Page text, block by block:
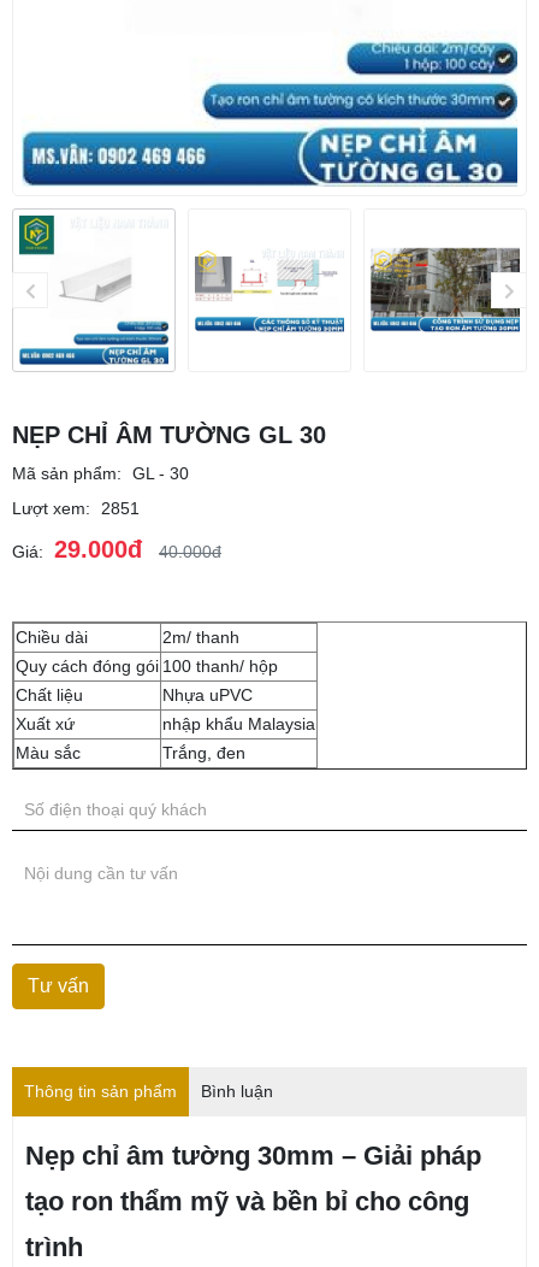
NẸP CHỈ ÂM TƯỜNG GL 30
Mã sản phẩm:
GL - 30
Lượt xem:
2851
Giá: 29.000đ 40.000đ
Chiều dài
2m/ thanh
Quy cách đóng gói 100 thanh/ hộp
Chất liệu
Nhựa uPVC
Xuất xứ
nhập khẩu Malaysia
Màu sắc
Trắng, đen
Thông tin sản phẩm Bình luận
Nẹp chỉ âm tường 30mm – Giải pháp
tạo ron thẩm mỹ và bền bỉ cho công
trình